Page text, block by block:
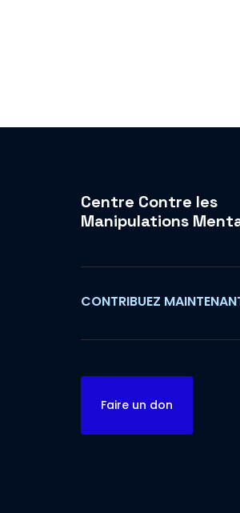
Centre Contre les
Manipulations
CONTRIBUEZ
Faire un don